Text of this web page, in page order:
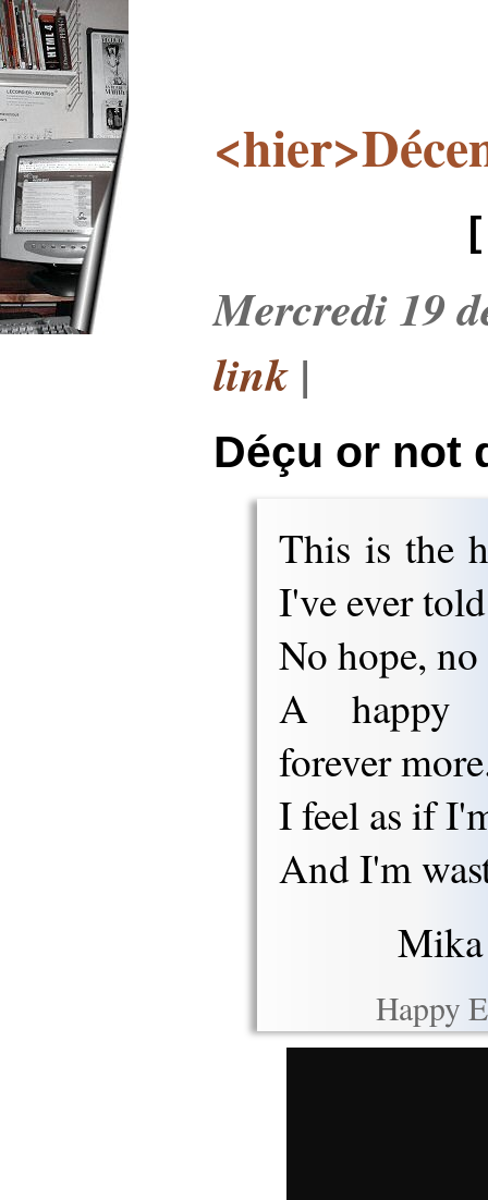
Mercredi 19
link |
Déçu or not
This is the
I've ever
No hope,
A happy
forever
I feel as if
And I'm